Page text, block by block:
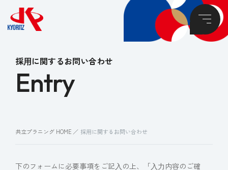
採⽤に関するお問い合わせ
Entry
共立プラニング HOME 採⽤に関するお問い合わせ
下のフォームに必要事項をご記⼊の上、「⼊⼒内容のご確